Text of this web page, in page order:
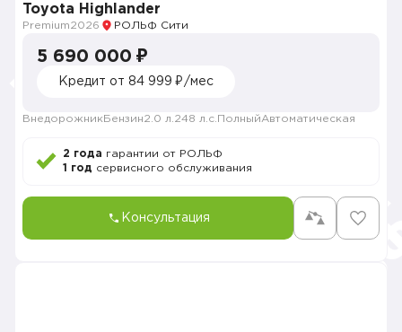
Toyota Highlander
Premium2026 РОЛЬФ Сити
5 690 000 ₽
Кредит от 84 999 ₽/мес
Внедорожник Бензин2.0 л. 248 л.с. ПолныйАвтоматическая
2 года гарантии от РОЛЬФ
1 год сервисного обслуживания
Консультация